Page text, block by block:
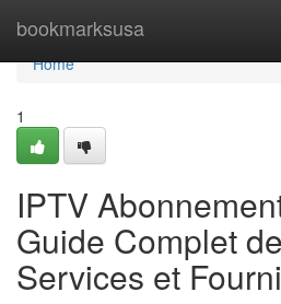
bookmarksusa
Home
Home
1
IPTV
Guide Complet
Services et